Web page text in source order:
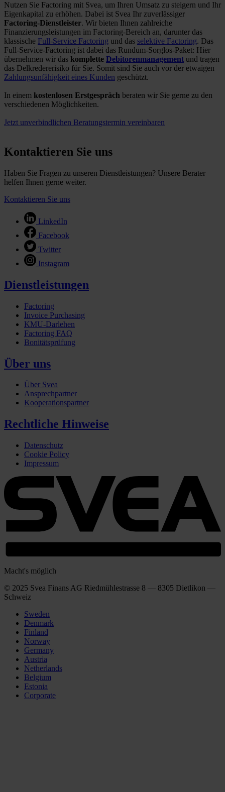
Nutzen Sie Factoring mit Svea, um Ihren Umsatz zu steigern und Ihr
Eigenkapital zu erhöhen. Dabei ist Svea Ihr zuverlässiger
Factoring-Dienstleister. Wir bieten Ihnen zahlreiche
Finanzierungsleistungen im Factoring-Bereich an, darunter das
klassische Full-Service Factoring und das selektive Factoring. Das
Full-Service-Factoring ist dabei das Rundum-Sorglos-Paket: Hier
übernehmen wir das komplette Debitorenmanagement und tragen
das Delkredererisiko für Sie. Somit sind Sie auch vor der etwaigen
Zahlungsunfähigkeit eines Kunden geschützt.
In einem kostenlosen Erstgespräch beraten wir Sie gerne zu den
verschiedenen Möglichkeiten.
Jetzt unverbindlichen Beratungstermin vereinbaren
Kontaktieren Sie uns
Haben Sie Fragen zu unseren Dienstleistungen? Unsere Berater
helfen Ihnen gerne weiter.
Kontaktieren Sie uns
LinkedIn
Facebook
Twitter
Instagram
Dienstleistungen
Factoring
Invoice Purchasing
KMU-Darlehen
Factoring FAQ
Bonitätsprüfung
Über uns
Über Svea
Ansprechpartner
Kooperationspartner
Rechtliche Hinweise
Datenschutz
Cookie Policy
Impressum
Macht's möglich
© 2025 Svea Finans AG Riedmühlestrasse 8 — 8305 Dietlikon —
Schweiz
Sweden
Denmark
Finland
Norway
Germany
Austria
Netherlands
Belgium
Estonia
Corporate